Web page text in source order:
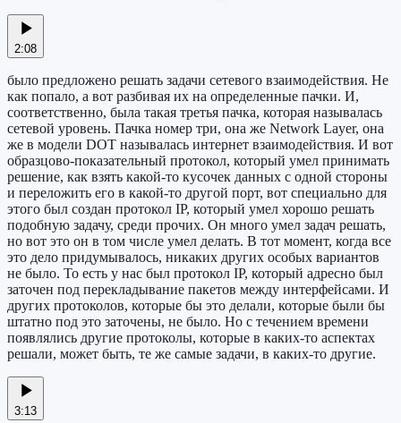
2:08
было предложено решать задачи сетевого взаимодействия. Не
как попало, а вот разбивая их на определенные пачки. И,
соответственно, была такая третья пачка, которая называлась
сетевой уровень. Пачка номер три, она же Network Layer, она
же в модели DOT называлась интернет взаимодействия. И вот
образцово-показательный протокол, который умел принимать
решение, как взять какой-то кусочек данных с одной стороны
и переложить его в какой-то другой порт, вот специально для
этого был создан протокол IP, который умел хорошо решать
подобную задачу, среди прочих. Он много умел задач решать,
но вот это он в том числе умел делать. В тот момент, когда все
это дело придумывалось, никаких других особых вариантов
не было. То есть у нас был протокол IP, который адресно был
заточен под перекладывание пакетов между интерфейсами. И
других протоколов, которые бы это делали, которые были бы
штатно под это заточены, не было. Но с течением времени
появлялись другие протоколы, которые в каких-то аспектах
решали, может быть, те же самые задачи, в каких-то другие.
3:13